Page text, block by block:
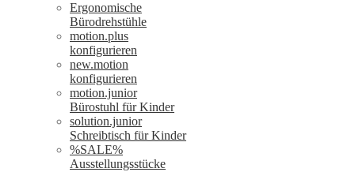
Ergonomische
Bürodrehstühle
motion.plus
konfigurieren
new.motion
konfigurieren
motion.junior
Bürostuhl für Kinder
solution.junior
Schreibtisch für Kinder
%SALE%
Ausstellungsstücke